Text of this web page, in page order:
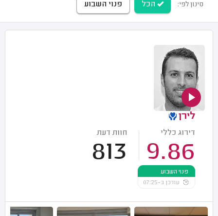
סינון לפי: הכל פנוי השבוע
לירן
דירוג כללי
9.86
חוות דעת
813
פנוי השבוע
עודכן ב-07:25